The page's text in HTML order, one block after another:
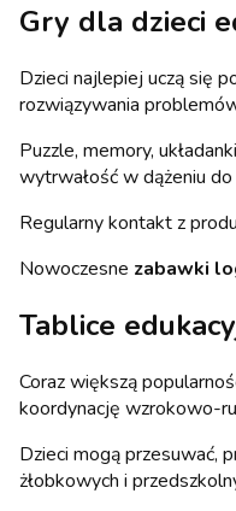
Gry dla dzieci
Dzieci najlepiej uczą się
rozwiązywania
Puzzle, memory,
wytrwałość w dążeniu do
Regularny kontakt z
Nowoczesne zabawki
Tablice
Coraz większą
koordynację wzrokowo-
Dzieci mogą przesuwać,
żłobkowych i